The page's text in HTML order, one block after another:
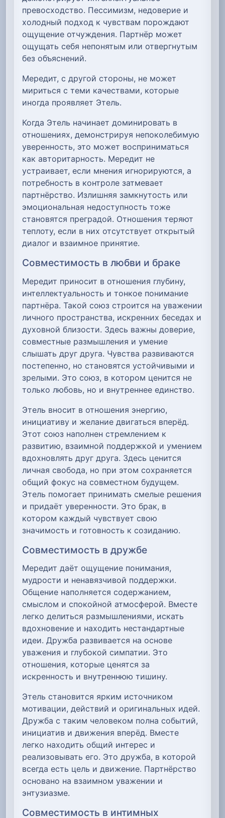
превосходство. Пессимизм, недоверие и
холодный подход к чувствам порождают
ощущение отчуждения. Партнёр может
ощущать себя непонятым или отвергнутым
без объяснений.
Мередит, с другой стороны, не может
мириться с теми качествами, которые
иногда проявляет Этель.
Когда Этель начинает доминировать в
отношениях, демонстрируя непоколебимую
уверенность, это может восприниматься
как авторитарность. Мередит не
устраивает, если мнения игнорируются, а
потребность в контроле затмевает
партнёрство. Излишняя замкнутость или
эмоциональная недоступность тоже
становятся преградой. Отношения теряют
теплоту, если в них отсутствует открытый
диалог и взаимное принятие.
Совместимость в любви и браке
Мередит приносит в отношения глубину,
интеллектуальность и тонкое понимание
партнёра. Такой союз строится на уважении
личного пространства, искренних беседах и
духовной близости. Здесь важны доверие,
совместные размышления и умение
слышать друг друга. Чувства развиваются
постепенно, но становятся устойчивыми и
зрелыми. Это союз, в котором ценится не
только любовь, но и внутреннее единство.
Этель вносит в отношения энергию,
инициативу и желание двигаться вперёд.
Этот союз наполнен стремлением к
развитию, взаимной поддержкой и умением
вдохновлять друг друга. Здесь ценится
личная свобода, но при этом сохраняется
общий фокус на совместном будущем.
Этель помогает принимать смелые решения
и придаёт уверенности. Это брак, в
котором каждый чувствует свою
значимость и готовность к созиданию.
Совместимость в дружбе
Мередит даёт ощущение понимания,
мудрости и ненавязчивой поддержки.
Общение наполняется содержанием,
смыслом и спокойной атмосферой. Вместе
легко делиться размышлениями, искать
вдохновение и находить нестандартные
идеи. Дружба развивается на основе
уважения и глубокой симпатии. Это
отношения, которые ценятся за
искренность и внутреннюю тишину.
Этель становится ярким источником
мотивации, действий и оригинальных идей.
Дружба с таким человеком полна событий,
инициатив и движения вперёд. Вместе
легко находить общий интерес и
реализовывать его. Это дружба, в которой
всегда есть цель и движение. Партнёрство
основано на взаимном уважении и
энтузиазме.
Совместимость в интимных